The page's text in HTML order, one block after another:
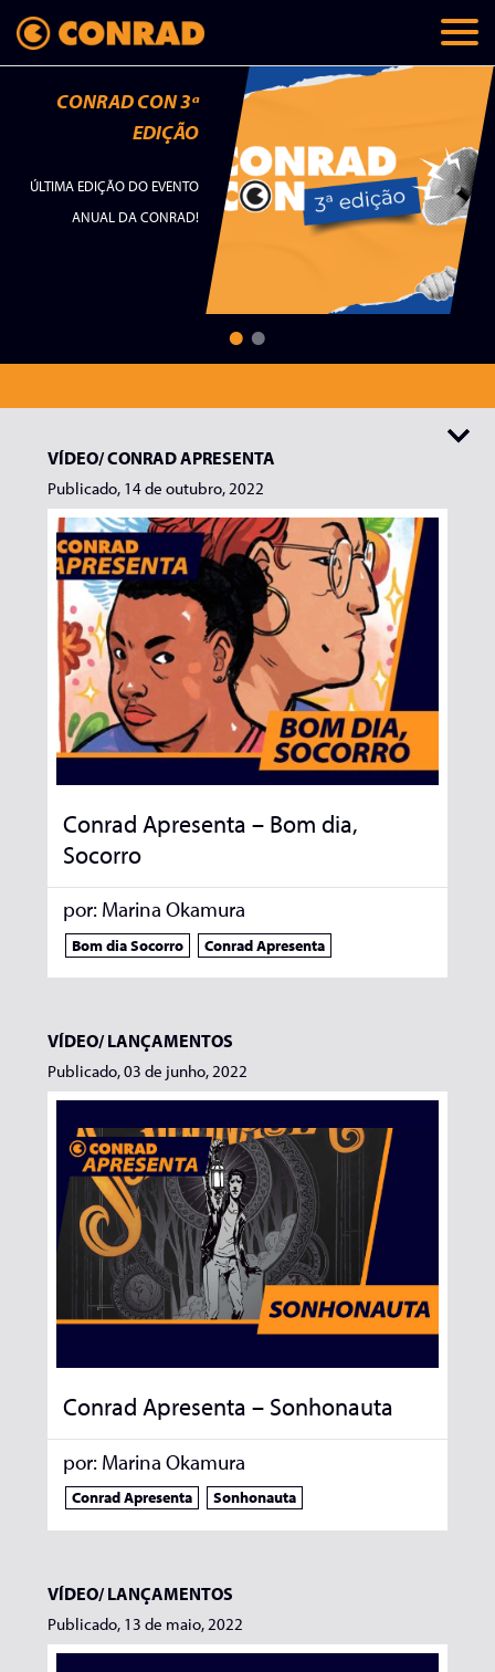
CONRAD CON 3ª
EDIÇÃO
ÚLTIMA EDIÇÃO DO EVENTO
ANUAL DA CONRAD!
Teaser
VÍDEO/CONRAD APRESENTA
Publicado, 14 de outubro, 2022
Conrad Apresenta – Bom dia,
Socorro
por: Marina Okamura
Bom dia Socorro Conrad Apresenta
VÍDEO/LANÇAMENTOS
Publicado, 03 de junho, 2022
Conrad Apresenta – Sonhonauta
por: Marina Okamura
Conrad Apresenta Sonhonauta
VÍDEO/LANÇAMENTOS
Publicado, 13 de maio, 2022